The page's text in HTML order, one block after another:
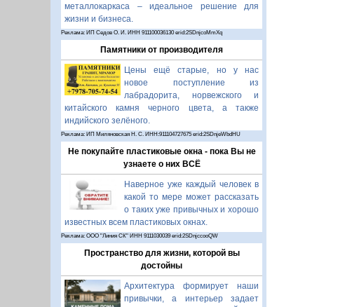
металлокаркаса – идеальное решение для
жизни и бизнеса.
Реклама: ИП Седов О. И. ИНН 911100036130 erid:2SDnjcoMmXq
Памятники от производителя
Цены ещё старые, но у нас
новое поступление из
лабрадорита, норвежского и
китайского камня черного цвета, а также
индийского зелёного.
Реклама: ИП Миляновская Н. С. ИНН:911104727675 erid:2SDnjeWbdHU
Не покупайте пластиковые окна - пока Вы не
узнаете о них ВСЁ
Наверное уже каждый человек в
какой то мере может рассказать
о таких уже привычных и хорошо
известных всем пластиковых окнах.
Реклама: ООО "Линия СК" ИНН 9111030039 erid:2SDnjccooQW
Пространство для жизни, которой вы
достойны
Архитектура формирует наши
привычки, а интерьер задает